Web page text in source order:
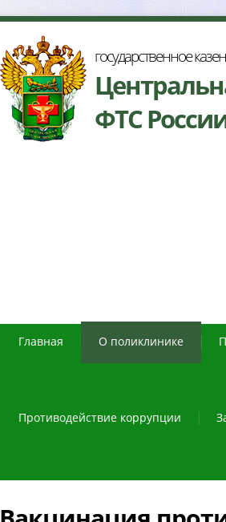
осударственное
ФТС
Главная О поликлинике
Противодействие коррупции